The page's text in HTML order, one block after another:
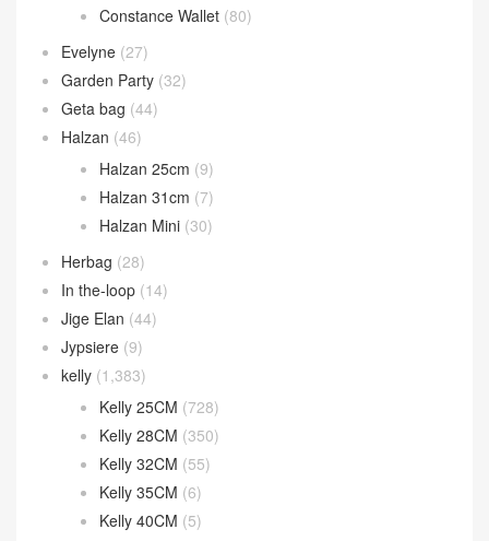
Constance Wallet (80)
Evelyne (27)
Garden Party (32)
Geta bag (44)
Halzan (46)
Halzan 25cm (9)
Halzan 31cm (7)
Halzan Mini (30)
Herbag (28)
In the-loop (14)
Jige Elan (44)
Jypsiere (9)
kelly (1,383)
Kelly 25CM (728)
Kelly 28CM (350)
Kelly 32CM (55)
Kelly 35CM (6)
Kelly 40CM (5)